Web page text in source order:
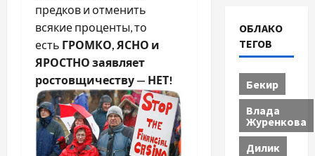
предков и отменить
всякие проценты, то
есть ГРОМКО, ЯСНО и
ЯРОСТНО заявляет
ростовщичеству — НЕТ!
ОБЛАКО
ТЕГОВ
Бекир
Влада
Журенкова
Дилик